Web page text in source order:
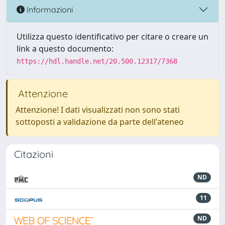
Informazioni
Utilizza questo identificativo per citare o creare un
link a questo documento:
https://hdl.handle.net/20.500.12317/7368
Attenzione
Attenzione! I dati visualizzati non sono stati
sottoposti a validazione da parte dell'ateneo
Citazioni
ND
11
ND